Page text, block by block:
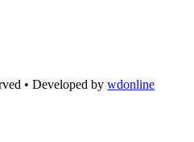
• Developed bywdonline